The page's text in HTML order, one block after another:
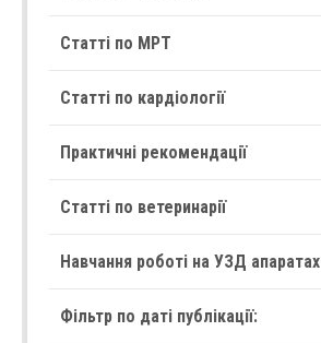
Статті по МРТ
Статті по кардіології
Практичні рекомендації
Статті по ветеринарії
Навчання роботі на УЗД апаратах
Фільтр по даті публікації: